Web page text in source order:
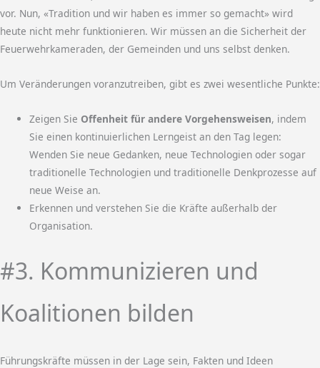
vor. Nun, «Tradition und wir haben es immer so gemacht» wird
heute nicht mehr funktionieren. Wir müssen an die Sicherheit der
Feuerwehrkameraden, der Gemeinden und uns selbst denken.
Um Veränderungen voranzutreiben, gibt es zwei wesentliche Punkte:
Zeigen Sie Offenheit für andere Vorgehensweisen, indem
Sie einen kontinuierlichen Lerngeist an den Tag legen:
Wenden Sie neue Gedanken, neue Technologien oder sogar
traditionelle Technologien und traditionelle Denkprozesse auf
neue Weise an.
Erkennen und verstehen Sie die Kräfte außerhalb der
Organisation.
#3. Kommunizieren und
Koalitionen bilden
Führungskräfte müssen in der Lage sein, Fakten und Ideen